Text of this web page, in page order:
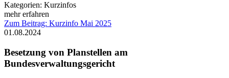
Kategorien: Kurzinfos
mehr erfahren
Zum Beitrag: Kurzinfo Mai 2025
01.08.2024
Besetzung von Planstellen am
Bundesverwaltungsgericht